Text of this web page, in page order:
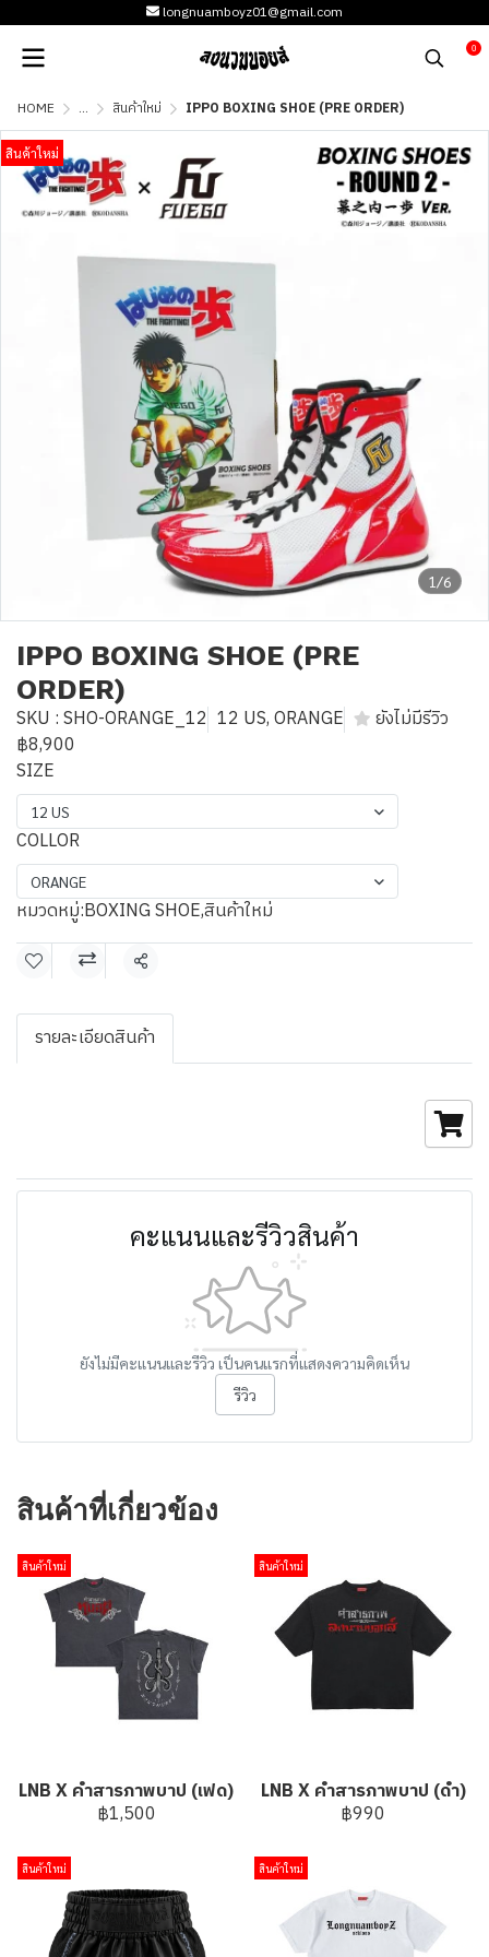
longnuamboyz01@gmail.com
0
HOME ... สินค้าใหม่ IPPO BOXING SHOE (PRE ORDER)
1/6
สินค้าใหม่
IPPO BOXING SHOE (PRE
ORDER)
SKU : SHO-ORANGE_12 12 US, ORANGE
ยังไม่มีรีวิว
฿8,900
SIZE
12 US
COLLOR
ORANGE
หมวดหมู่:BOXING SHOE,สินค้าใหม่
แชร์
รายละเอียดสินค้า
คะแนนและรีวิวสินค้า
ยังไม่มีคะแนนและรีวิว เป็นคนแรกที่แสดงความคิดเห็น
รีวิว
สินค้าที่เกี่ยวข้อง
สินค้าใหม่
LNB X คำสารภาพบาป (เฟด)
฿1,500
สินค้าใหม่
LNB X คำสารภาพบาป (ดำ)
฿990
สินค้าใหม่ สินค้าใหม่